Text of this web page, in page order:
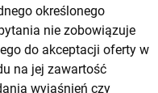
określonego
nie zobowiązuje
do akceptacji oferty w
na jej zawartość
wyjaśnień czy